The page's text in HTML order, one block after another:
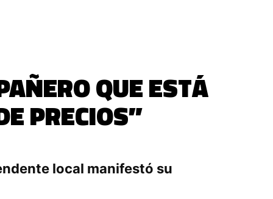
QUE ESTÁ
PRECIOS”
local manifestó su